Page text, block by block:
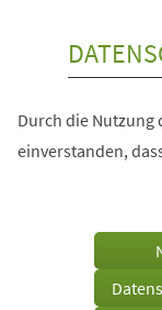
Durch die Nutzung
einverstanden,